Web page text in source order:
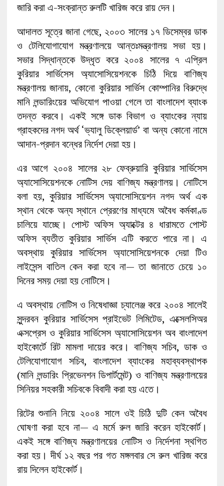
জারি করা এ-সংক্রান্ত রুলটি খারিজ করে রায় দেন।
আদালত সূত্রে জানা গেছে, ২০০৩ সালের ১৭ ডিসেম্বর ডাক
ও টেলিযোগাযোগ মন্ত্রণালয়ে আন্তঃমন্ত্রণালয় সভা হয়।
সভার সিদ্ধান্তকে উদ্ধৃত করে ২০০৪ সালের ৭ এপ্রিল
কুরিয়ার সার্ভিসেস অ্যাসোসিয়েশনকে চিঠি দিয়ে বাণিজ্য
মন্ত্রণালয় জানায়, কোনো কুরিয়ার সার্ভিস কোম্পানির বিরুদ্ধে
মানি লন্ডারিংয়ের অভিযোগ পাওয়া গেলে তা বাংলাদেশ ব্যাংক
তদন্ত করবে। একই সঙ্গে ডাক বিভাগ ও ব্যাংকের ন্যায়
গ্রাহকদের নগদ অর্থ ‘ভ্যালু ডিক্লেয়ার্ড’ বা অন্য কোনো নামে
আদান-প্রদান বন্ধের নির্দেশ দেয়া হয়।
এর আগে ২০০৪ সালের ২৮ ফেব্রুয়ারি কুরিয়ার সার্ভিসেস
অ্যাসোসিয়েশনকে নোটিস দেয় বাণিজ্য মন্ত্রণালয়। নোটিসে
বলা হয়, কুরিয়ার সার্ভিসেস অ্যাসোসিয়েশন নগদ অর্থ এক
স্থান থেকে অন্য স্থানে প্রেরণের মাধ্যমে অবৈধ কর্মকাণ্ড
চালিয়ে যাচ্ছে। পোস্ট অফিস অ্যাক্টের ৪ ধারামতে পোস্ট
অফিস ব্যতীত কুরিয়ার সার্ভিস এটি করতে পারে না। এ
অবস্থায় কুরিয়ার সার্ভিসেস অ্যাসোসিয়েশনকে দেয়া টিও
লাইসেন্স বাতিল কেন করা হবে না— তা জানাতে চেয়ে ১০
দিনের সময় দেয়া হয় নোটিসে।
এ অবস্থায় নোটিস ও নিষেধাজ্ঞা চ্যালেঞ্জ করে ২০০৪ সালেই
সুন্দরবন কুরিয়ার সার্ভিসেস প্রাইভেট লিমিটেড, এক্সেলসিঅর
এক্সপ্রেস ও কুরিয়ার সার্ভিসেস অ্যাসোসিয়েশন অব বাংলাদেশ
হাইকোর্টে রিট মামলা দায়ের করে। বাণিজ্য সচিব, ডাক ও
টেলিযোগাযোগ সচিব, বাংলাদেশ ব্যাংকের মহাব্যবস্থাপক
(মানি লন্ডারিং প্রিভেনশন ডিপার্টমেন্ট) ও বাণিজ্য মন্ত্রণালয়ের
সিনিয়র সহকারী সচিবকে বিবাদী করা হয় এতে।
রিটের শুনানি নিয়ে ২০০৪ সালে ওই চিঠি দুটি কেন অবৈধ
ঘোষণা করা হবে না— এ মর্মে রুল জারি করেন হাইকোর্ট।
একই সঙ্গে বাণিজ্য মন্ত্রণালয়ের নোটিস ও নির্দেশনা স্থগিত
করা হয়। দীর্ঘ ১২ বছর পর গত মঙ্গলবার সে রুল খারিজ করে
রায় দিলেন হাইকোর্ট।